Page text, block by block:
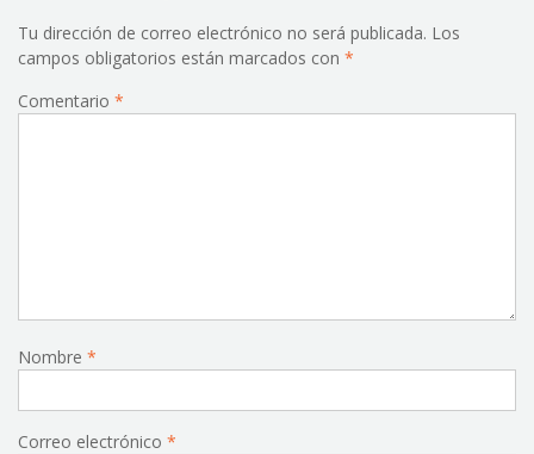
Tu dirección de correo electrónico no será publicada. Los
campos obligatorios están marcados con *
Comentario *
Nombre *
Correo electrónico *